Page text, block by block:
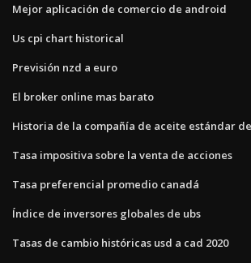
Mejor aplicación de comercio de android
Us cpi chart historical
Previsión nzd a euro
El broker online mas barato
Historia de la compañía de aceite estándar
Tasa impositiva sobre la venta de acciones
Tasa preferencial promedio canadá
Índice de inversores globales de ubs
Tasas de cambio históricas usd a cad 2020